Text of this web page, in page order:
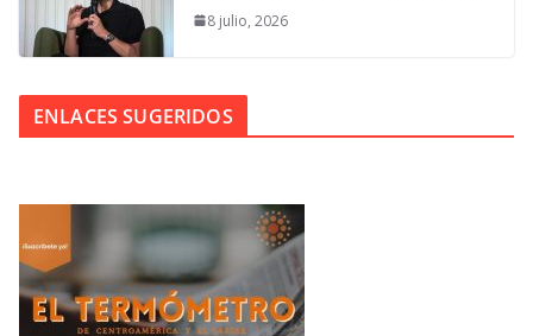
8 julio, 2026
ENLACES SUGERIDOS